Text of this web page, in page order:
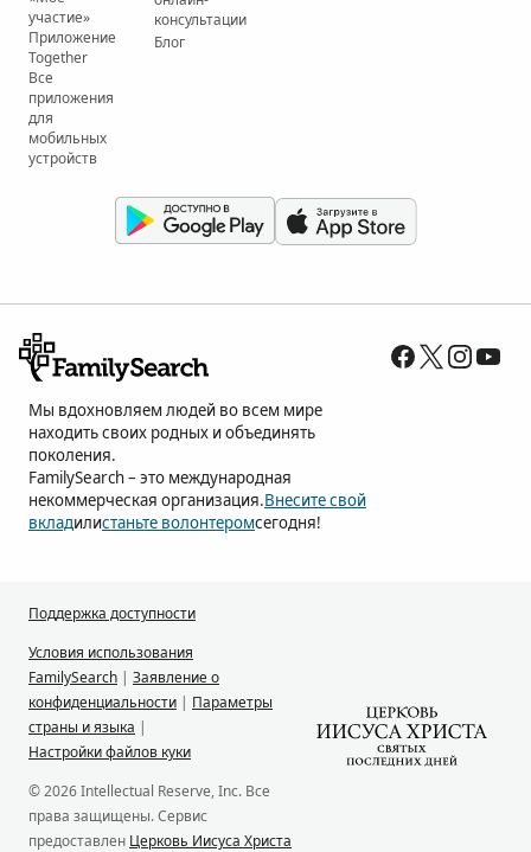
участие»
Приложение
Together
Все
приложения
для
мобильных
устройств
консультации
Блог
Мы вдохновляем людей во всем мире
находить своих родных и объединять
поколения.
FamilySearch – это международная
некоммерческая организация.Внесите свой
вкладилистаньте волонтеромсегодня!
Поддержка доступности
Условия использования
FamilySearch | Заявление о
конфиденциальности | Параметры
страны и языка |
Настройки файлов куки
© 2026 Intellectual Reserve, Inc. Все
права защищены. Сервис
предоставлен Церковь Иисуса Христа